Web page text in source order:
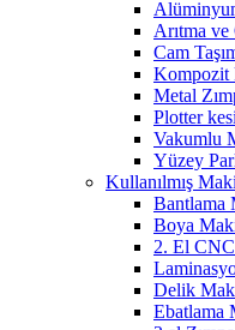
Arıtma
Cam
Kompozit
Metal
Plotter
Vakumlu
Yüzey
Kullanılmış
Bantlama
Boya
2. El
Delik
Ebatlama